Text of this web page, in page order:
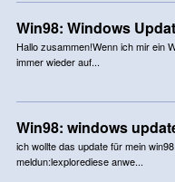
Win98: Windows
Hallo zusammen!Wenn ich mir ein
immer wieder auf...
Win98: windows
ich wollte das update für mein
meldun:lexplorediese anwe...